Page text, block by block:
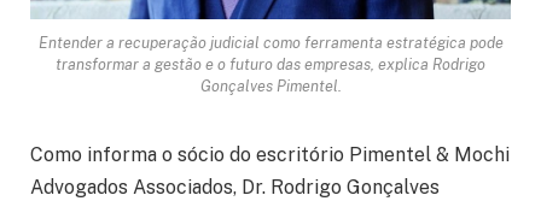
Entender a recuperação judicial como ferramenta estratégica pode
transformar a gestão e o futuro das empresas, explica Rodrigo
Gonçalves Pimentel.
Como informa o sócio do escritório Pimentel & Mochi
Advogados Associados, Dr. Rodrigo Gonçalves